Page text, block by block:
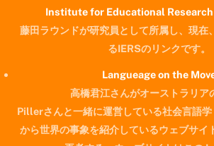
Institute for Educational
藤田ラウンドが研究員として所属し、現在
るIERSのリンクです。
Langueage on the
高橋君江さんがオーストラリ
Pillerさんと一緒に運営している社会言語
から世界の事象を紹介しているウェブサイ